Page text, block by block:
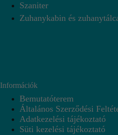
Szaniter
Zuhanykabin és
Információk
Bemutatóterem
Általános Szerződési
Adatkezelési tájékoztató
Süti kezelési tájékoztató